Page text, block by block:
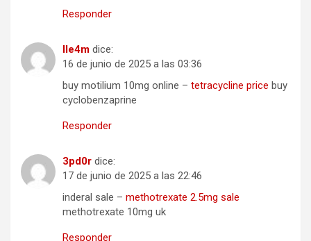
Responder
lle4m dice:
16 de junio de 2025 a las 03:36
buy motilium 10mg online – tetracycline price buy
cyclobenzaprine
Responder
3pd0r dice:
17 de junio de 2025 a las 22:46
inderal sale – methotrexate 2.5mg sale
methotrexate 10mg uk
Responder